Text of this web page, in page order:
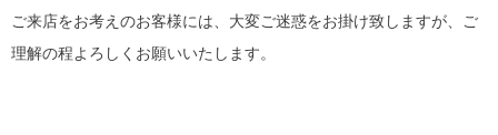
ご来店をお考えのお客様には、大変ご迷惑をお掛け致しますが、ご
理解の程よろしくお願いいたします。